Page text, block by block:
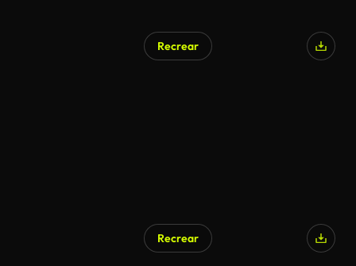
Recrear
Recrear